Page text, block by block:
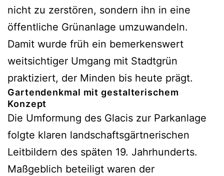
nicht zu zerstören, sondern ihn in eine
öffentliche Grünanlage umzuwandeln.
Damit wurde früh ein bemerkenswert
weitsichtiger Umgang mit Stadtgrün
praktiziert, der Minden bis heute prägt.
Gartendenkmal mit gestalterischem
Konzept
Die Umformung des Glacis zur Parkanlage
folgte klaren landschaftsgärtnerischen
Leitbildern des späten 19. Jahrhunderts.
Maßgeblich beteiligt waren der